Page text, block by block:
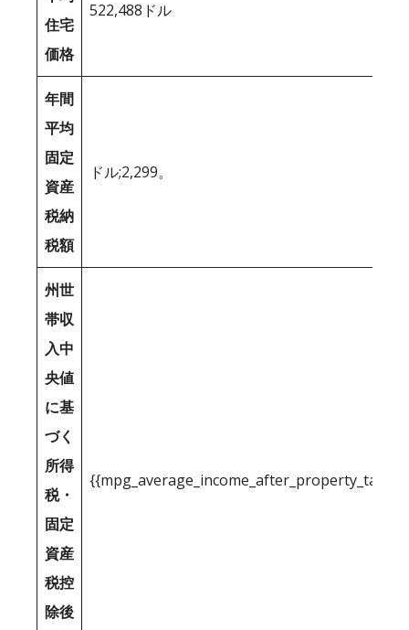
住宅
価格
522,488ドル
年間
平均
固定
資産
税納
税額
ドル;2,299。
州世
帯収
入中
央値
に基
づく
所得
税・
固定
資産
税控
除後